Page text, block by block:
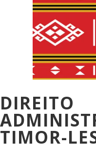
DIREITO
TIMOR-